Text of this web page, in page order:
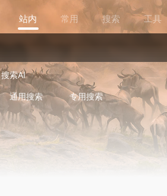
站内 常用 搜索 工具
搜索AI
通用搜索 专用搜索